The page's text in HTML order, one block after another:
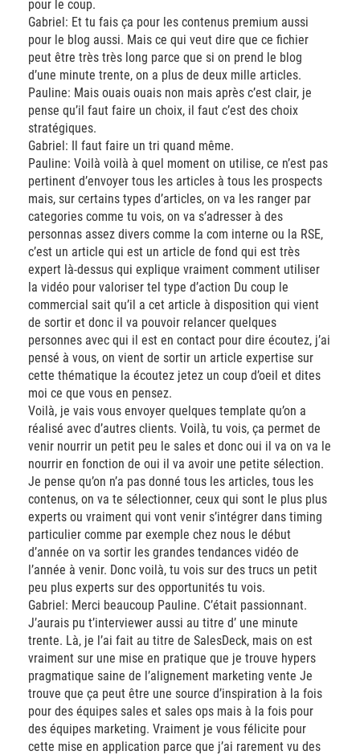
pour le coup.
Gabriel: Et tu fais ça pour les contenus premium aussi
pour le blog aussi. Mais ce qui veut dire que ce fichier
peut être très très long parce que si on prend le blog
d’une minute trente, on a plus de deux mille articles.
Pauline: Mais ouais ouais non mais après c’est clair, je
pense qu’il faut faire un choix, il faut c’est des choix
stratégiques.
Gabriel: Il faut faire un tri quand même.
Pauline: Voilà voilà à quel moment on utilise, ce n’est pas
pertinent d’envoyer tous les articles à tous les prospects
mais, sur certains types d’articles, on va les ranger par
categories comme tu vois, on va s’adresser à des
personnas assez divers comme la com interne ou la RSE,
c’est un article qui est un article de fond qui est très
expert là-dessus qui explique vraiment comment utiliser
la vidéo pour valoriser tel type d’action Du coup le
commercial sait qu’il a cet article à disposition qui vient
de sortir et donc il va pouvoir relancer quelques
personnes avec qui il est en contact pour dire écoutez, j’ai
pensé à vous, on vient de sortir un article expertise sur
cette thématique la écoutez jetez un coup d’oeil et dites
moi ce que vous en pensez.
Voilà, je vais vous envoyer quelques template qu’on a
réalisé avec d’autres clients. Voilà, tu vois, ça permet de
venir nourrir un petit peu le sales et donc oui il va on va le
nourrir en fonction de oui il va avoir une petite sélection.
Je pense qu’on n’a pas donné tous les articles, tous les
contenus, on va te sélectionner, ceux qui sont le plus plus
experts ou vraiment qui vont venir s’intégrer dans timing
particulier comme par exemple chez nous le début
d’année on va sortir les grandes tendances vidéo de
l’année à venir. Donc voilà, tu vois sur des trucs un petit
peu plus experts sur des opportunités tu vois.
Gabriel: Merci beaucoup Pauline. C’était passionnant.
J’aurais pu t’interviewer aussi au titre d’ une minute
trente. Là, je l’ai fait au titre de SalesDeck, mais on est
vraiment sur une mise en pratique que je trouve hypers
pragmatique saine de l’alignement marketing vente Je
trouve que ça peut être une source d’inspiration à la fois
pour des équipes sales et sales ops mais à la fois pour
des équipes marketing. Vraiment je vous félicite pour
cette mise en application parce que j’ai rarement vu des